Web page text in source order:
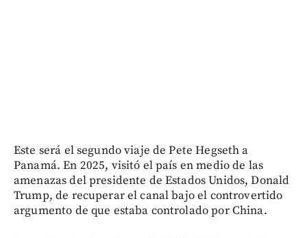
Este será el segundo viaje de Pete Hegseth a
Panamá. En 2025, visitó el país en medio de las
amenazas del presidente de Estados Unidos, Donald
Trump, de recuperar el canal bajo el controvertido
argumento de que estaba controlado por China.